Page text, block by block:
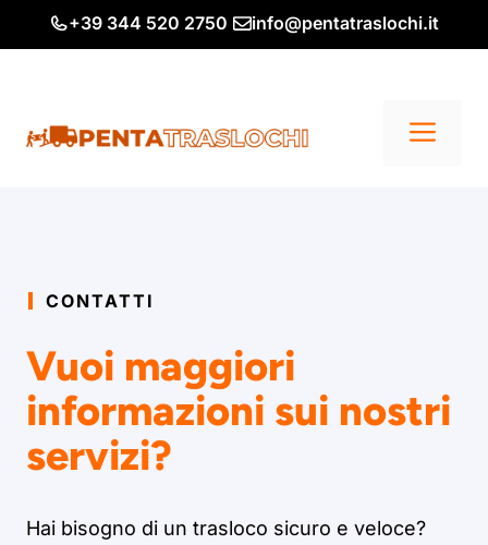
+39 344 520 2750 info@pentatraslochi.it
CONTATTI
Vuoi maggiori
informazioni sui nostri
servizi?
Hai bisogno di un trasloco sicuro e veloce?